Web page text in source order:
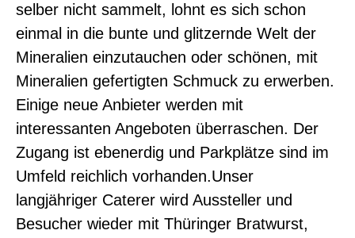
selber nicht sammelt, lohnt es sich schon
einmal in die bunte und glitzernde Welt der
Mineralien einzutauchen oder schönen, mit
Mineralien gefertigten Schmuck zu erwerben.
Einige neue Anbieter werden mit
interessanten Angeboten überraschen. Der
Zugang ist ebenerdig und Parkplätze sind im
Umfeld reichlich vorhanden.Unser
langjähriger Caterer wird Aussteller und
Besucher wieder mit Thüringer Bratwurst,